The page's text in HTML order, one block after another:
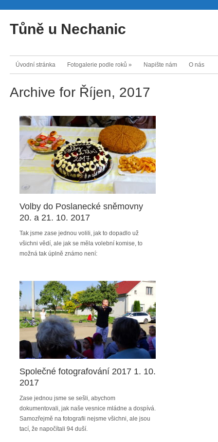
Tůně u Nechanic
Úvodní stránka Fotogalerie podle roků » Napište nám O nás
Archive for Říjen, 2017
Volby do Poslanecké sněmovny
20. a 21. 10. 2017
Tak jsme zase jednou volili, jak to dopadlo už
všichni vědí, ale jak se měla volební komise, to
možná tak úplně známo není:
Společné fotografování 2017 1. 10.
2017
Zase jednou jsme se sešli, abychom
dokumentovali, jak naše vesnice mládne a dospívá.
Samozřejmě na fotografii nejsme všichni, ale jsou
tací, že napočítali 94 duší.